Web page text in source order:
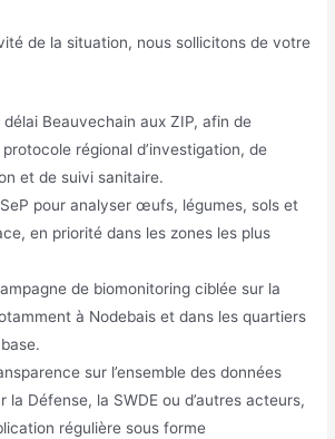
de la situation, nous sollicitons de votre
Beauvechain aux ZIP, afin de
régional d’investigation, de
et de suivi sanitaire.
pour analyser œufs, légumes, sols et
en priorité dans les zones les plus
de biomonitoring ciblée sur la
à Nodebais et dans les quartiers
sur l’ensemble des données
la Défense, la SWDE ou d’autres acteurs,
régulière sous forme